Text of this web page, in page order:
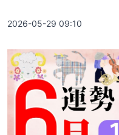
2026-05-29 09:10